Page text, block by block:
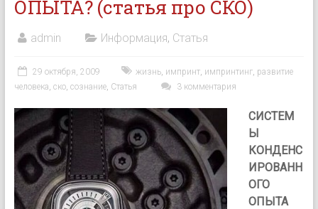
ОПЫТА? (статья про СКО)
admin Информация, Статья
29 октября, 2009 жизнь, импринт, импринтинг, развитие
человека, ско, сознание, Статья 3 комментария
СИСТЕМ
Ы
КОНДЕНС
ИРОВАНН
ОГО
ОПЫТА